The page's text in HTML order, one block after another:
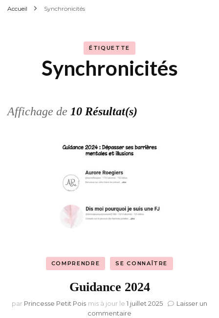
Accueil Synchronicités
ÉTIQUETTE
Synchronicités
Affichage de 10 Résultat(s)
COMPRENDRE SE CONNAÎTRE
Guidance 2024
par Princesse Petit Pois mis à jour le 1 juillet 2025
Laisser un
commentaire